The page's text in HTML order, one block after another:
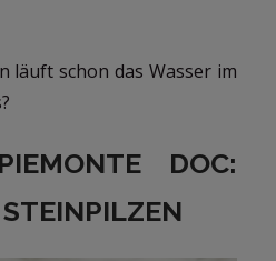
läuft schon das Wasser im
DOC: